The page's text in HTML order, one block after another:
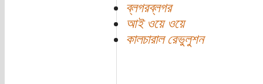
ব্লগরব্লগর
আই ওয়ে ওয়ে
কালচারাল রেভুলুশন